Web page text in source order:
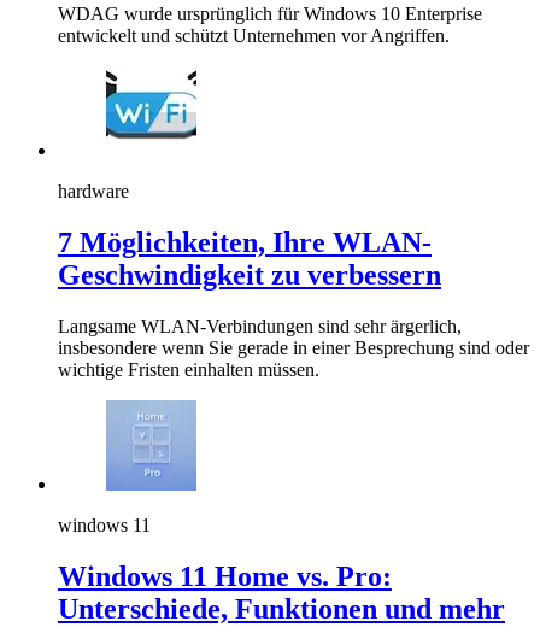
WDAG wurde ursprünglich für Windows 10 Enterprise
entwickelt und schützt Unternehmen vor Angriffen.
hardware
7 Möglichkeiten, Ihre WLAN-
Geschwindigkeit zu verbessern
Langsame WLAN-Verbindungen sind sehr ärgerlich,
insbesondere wenn Sie gerade in einer Besprechung sind oder
wichtige Fristen einhalten müssen.
windows 11
Windows 11 Home vs. Pro:
Unterschiede, Funktionen und mehr